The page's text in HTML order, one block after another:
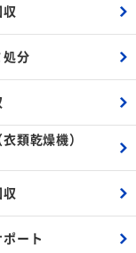
分
類乾燥機）
ート